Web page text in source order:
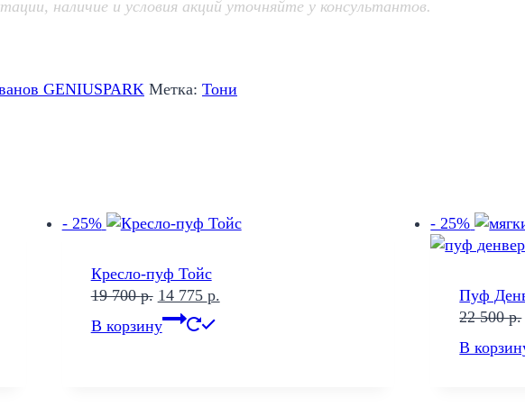
наличие и условия акций уточняйте у консультантов.
GENIUSPARK Метка: Тони
- 25%
Кресло-пуф Тойс
19 700р. Первоначальная
цена
составляла
14 775 р.
В корзину
- 25%
Пуф
22 500р.
В